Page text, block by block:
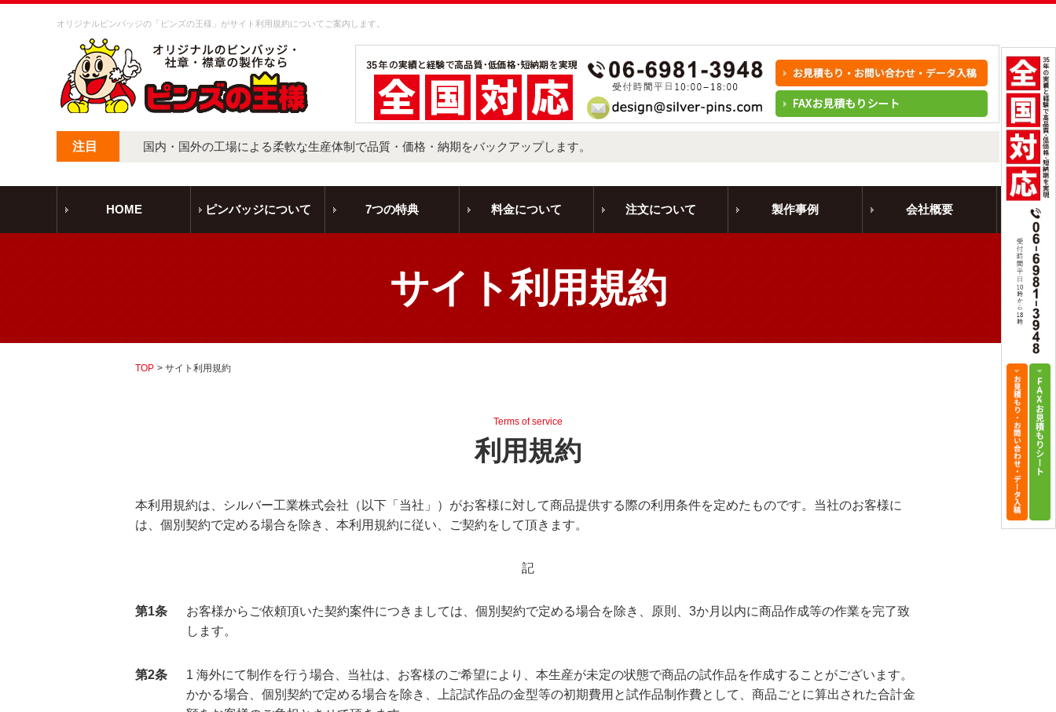
オリジナルピンバッジの「ピンズの王様」がサイト利用規約についてご案内します。
注目 国内・国外の工場による柔軟な生産体制で品質・価格・納期をバックアップします。
HOME ピンバッジについて 7つの特典 料金について 注文について 製作事例 会社概要
サイト利用規約
TOP サイト利用規約
Terms of service
利用規約
本利用規約は、シルバー工業株式会社（以下「当社」）がお客様に対して商品提供する際の利用条件を定めたものです。当社のお客様に
は、個別契約で定める場合を除き、本利用規約に従い、ご契約をして頂きます。
記
第1条
お客様からご依頼頂いた契約案件につきましては、個別契約で定める場合を除き、原則、3か月以内に商品作成等の作業を完了致
します。
第2条
1 海外にて制作を行う場合、当社は、お客様のご希望により、本生産が未定の状態で商品の試作品を作成することがございます。
かかる場合、個別契約で定める場合を除き、上記試作品の金型等の初期費用と試作品制作費として、商品ごとに算出された合計金